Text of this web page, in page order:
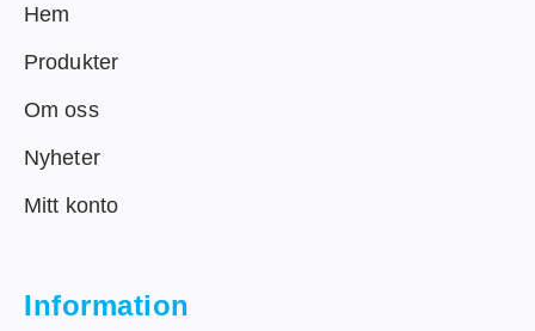
Hem
Produkter
Om oss
Nyheter
Mitt konto
Information